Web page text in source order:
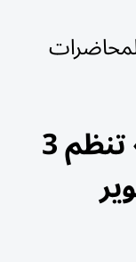
«الشؤون الإسلامية» تنظم 3